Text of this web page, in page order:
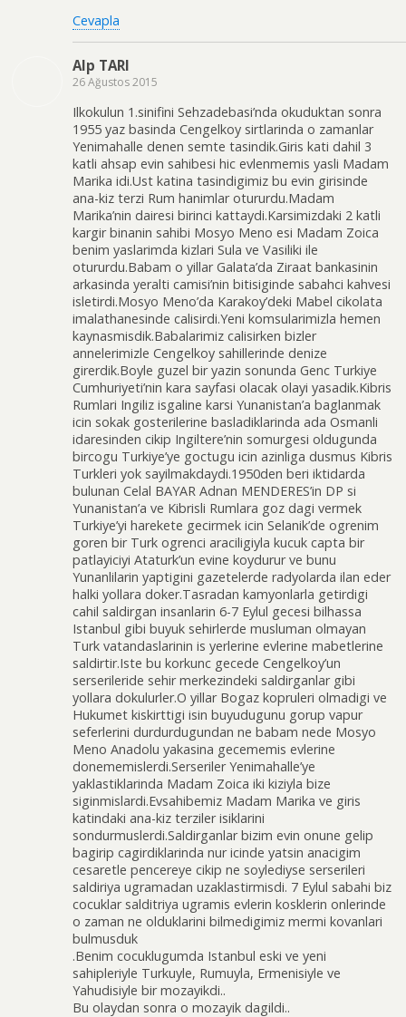
Cevapla
Alp TARI
26 Ağustos 2015
Ilkokulun 1.sinifini Sehzadebasi’nda okuduktan sonra
1955 yaz basinda Cengelkoy sirtlarinda o zamanlar
Yenimahalle denen semte tasindik.Giris kati dahil 3
katli ahsap evin sahibesi hic evlenmemis yasli Madam
Marika idi.Ust katina tasindigimiz bu evin girisinde
ana-kiz terzi Rum hanimlar otururdu.Madam
Marika’nin dairesi birinci kattaydi.Karsimizdaki 2 katli
kargir binanin sahibi Mosyo Meno esi Madam Zoica
benim yaslarimda kizlari Sula ve Vasiliki ile
otururdu.Babam o yillar Galata’da Ziraat bankasinin
arkasinda yeralti camisi’nin bitisiginde sabahci kahvesi
isletirdi.Mosyo Meno’da Karakoy’deki Mabel cikolata
imalathanesinde calisirdi.Yeni komsularimizla hemen
kaynasmisdik.Babalarimiz calisirken bizler
annelerimizle Cengelkoy sahillerinde denize
girerdik.Boyle guzel bir yazin sonunda Genc Turkiye
Cumhuriyeti’nin kara sayfasi olacak olayi yasadik.Kibris
Rumlari Ingiliz isgaline karsi Yunanistan’a baglanmak
icin sokak gosterilerine basladiklarinda ada Osmanli
idaresinden cikip Ingiltere’nin somurgesi oldugunda
bircogu Turkiye’ye goctugu icin azinliga dusmus Kibris
Turkleri yok sayilmakdaydi.1950den beri iktidarda
bulunan Celal BAYAR Adnan MENDERES’in DP si
Yunanistan’a ve Kibrisli Rumlara goz dagi vermek
Turkiye’yi harekete gecirmek icin Selanik’de ogrenim
goren bir Turk ogrenci araciligiyla kucuk capta bir
patlayiciyi Ataturk’un evine koydurur ve bunu
Yunanlilarin yaptigini gazetelerde radyolarda ilan eder
halki yollara doker.Tasradan kamyonlarla getirdigi
cahil saldirgan insanlarin 6-7 Eylul gecesi bilhassa
Istanbul gibi buyuk sehirlerde musluman olmayan
Turk vatandaslarinin is yerlerine evlerine mabetlerine
saldirtir.Iste bu korkunc gecede Cengelkoy’un
serserileride sehir merkezindeki saldirganlar gibi
yollara dokulurler.O yillar Bogaz kopruleri olmadigi ve
Hukumet kiskirttigi isin buyudugunu gorup vapur
seferlerini durdurdugundan ne babam nede Mosyo
Meno Anadolu yakasina gecememis evlerine
donememislerdi.Serseriler Yenimahalle’ye
yaklastiklarinda Madam Zoica iki kiziyla bize
siginmislardi.Evsahibemiz Madam Marika ve giris
katindaki ana-kiz terziler isiklarini
sondurmuslerdi.Saldirganlar bizim evin onune gelip
bagirip cagirdiklarinda nur icinde yatsin anacigim
cesaretle pencereye cikip ne soylediyse serserileri
saldiriya ugramadan uzaklastirmisdi. 7 Eylul sabahi biz
cocuklar salditriya ugramis evlerin kosklerin onlerinde
o zaman ne olduklarini bilmedigimiz mermi kovanlari
bulmusduk
.Benim cocuklugumda Istanbul eski ve yeni
sahipleriyle Turkuyle, Rumuyla, Ermenisiyle ve
Yahudisiyle bir mozayikdi..
Bu olaydan sonra o mozayik dagildi..